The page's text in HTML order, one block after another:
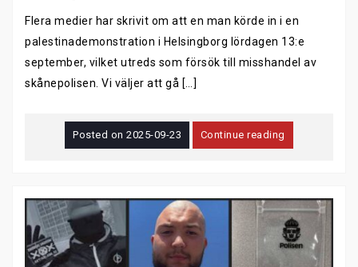
Flera medier har skrivit om att en man körde in i en
palestinademonstration i Helsingborg lördagen 13:e
september, vilket utreds som försök till misshandel av
skånepolisen. Vi väljer att gå […]
Posted on2025-09-23 Continue reading